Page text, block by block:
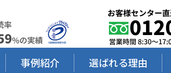
事例紹介 選ばれる理由